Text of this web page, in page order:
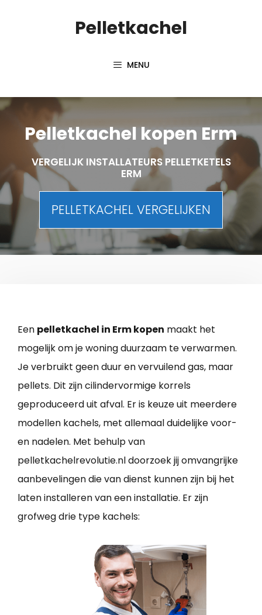
Pelletkachel
MENU
Pelletkachel kopen Erm
VERGELIJK INSTALLATEURS PELLETKETELS
ERM
PELLETKACHEL VERGELIJKEN
Een pelletkachel in Erm kopen maakt het
mogelijk om je woning duurzaam te verwarmen.
Je verbruikt geen duur en vervuilend gas, maar
pellets. Dit zijn cilindervormige korrels
geproduceerd uit afval. Er is keuze uit meerdere
modellen kachels, met allemaal duidelijke voor-
en nadelen. Met behulp van
pelletkachelrevolutie.nl doorzoek jij omvangrijke
aanbevelingen die van dienst kunnen zijn bij het
laten installeren van een installatie. Er zijn
grofweg drie type kachels: